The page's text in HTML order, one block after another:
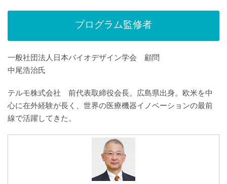
プログラム監修者
一般社団法人日本バイオデザイン学会 顧問
中尾浩治氏
テルモ株式会社 前代表取締役会長。広島県出身。欧米を中
心に在外経験が長く、世界の医療機器イノベーションの最前
線で活躍してきた。